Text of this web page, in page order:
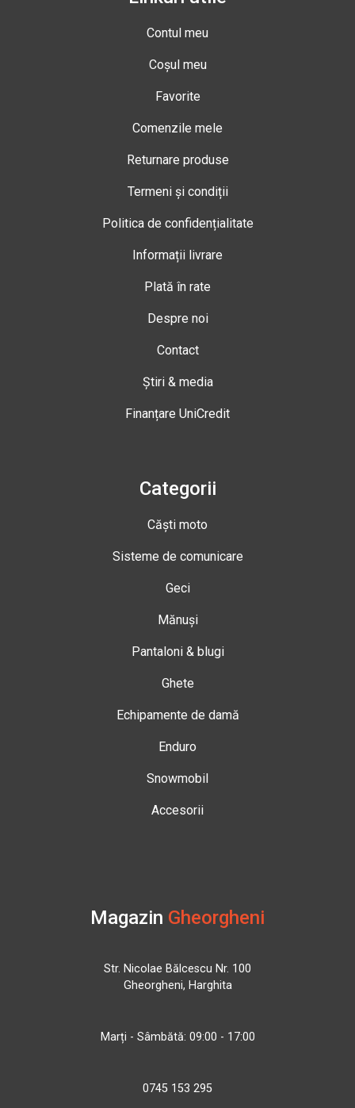
Contul meu
Coșul meu
Favorite
Comenzile mele
Returnare produse
Termeni și condiții
Politica de confidențialitate
Informații livrare
Plată în rate
Despre noi
Contact
Știri & media
Finanțare UniCredit
Categorii
Căști moto
Sisteme de comunicare
Geci
Mănuși
Pantaloni & blugi
Ghete
Echipamente de damă
Enduro
Snowmobil
Accesorii
Magazin Gheorgheni
Str. Nicolae Bălcescu Nr. 100
Gheorgheni, Harghita
Marți - Sâmbătă: 09:00 - 17:00
0745 153 295